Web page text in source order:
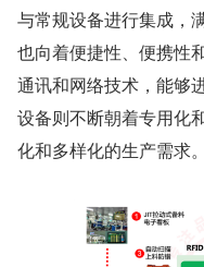
与常规设备进行集成，
也向着便捷性、便携性
通讯和网络技术，能够
设备则不断朝着专用化
化和多样化的生产需求。